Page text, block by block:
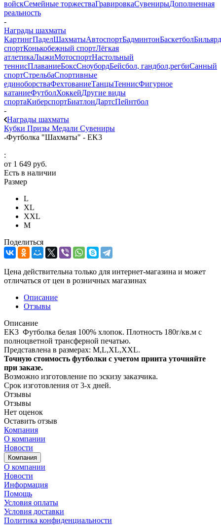
войскСемейные торжестваГравировкаСувенирыДополненная
реальность
-
Награды шахматы
КартингПаделШахматыАвтоспортБадминтонБаскетболБильярд
спортКонькобежный спортЛёгкая
атлетикаЛыжиМотоспортНастольный
теннисПлаваниеБоксСноубордБейсбол, гандбол,регбиСанный
спортСтрельбаСпортивные
единоборстваФехтованиеТанцыТеннисФигурное
катаниеФутболХоккейДругие виды
спортаКиберспортБиатлонДартсПейнтбол
-
Награды шахматы
Кубки Призы Медали Сувениры
-Футболка "Шахматы" - EK3
:
от 1 649 руб.
Есть в наличии
Размер
L
XL
XXL
М
Поделиться
Цена действительна только для интернет-магазина и может
отличаться от цен в розничных магазинах
Описание
Отзывы
Описание
EK3 Футболка белая 100% хлопок. Плотность 180г/кв.м с
полноцветной трансферной печатью.
Представлена в размерах: M,L,XL,XXL.
Точную стоимость футболки с учетом принта уточняйте
при заказе.
Возможно изготовление по эскизу заказчика.
Срок изготовления от 3-х дней.
Отзывы
Отзывы
Нет оценок
Оставить отзыв
Компания
О компании
Новости
Компания
О компании
Новости
Информация
Помощь
Условия оплаты
Условия доставки
Политика конфиденциальности